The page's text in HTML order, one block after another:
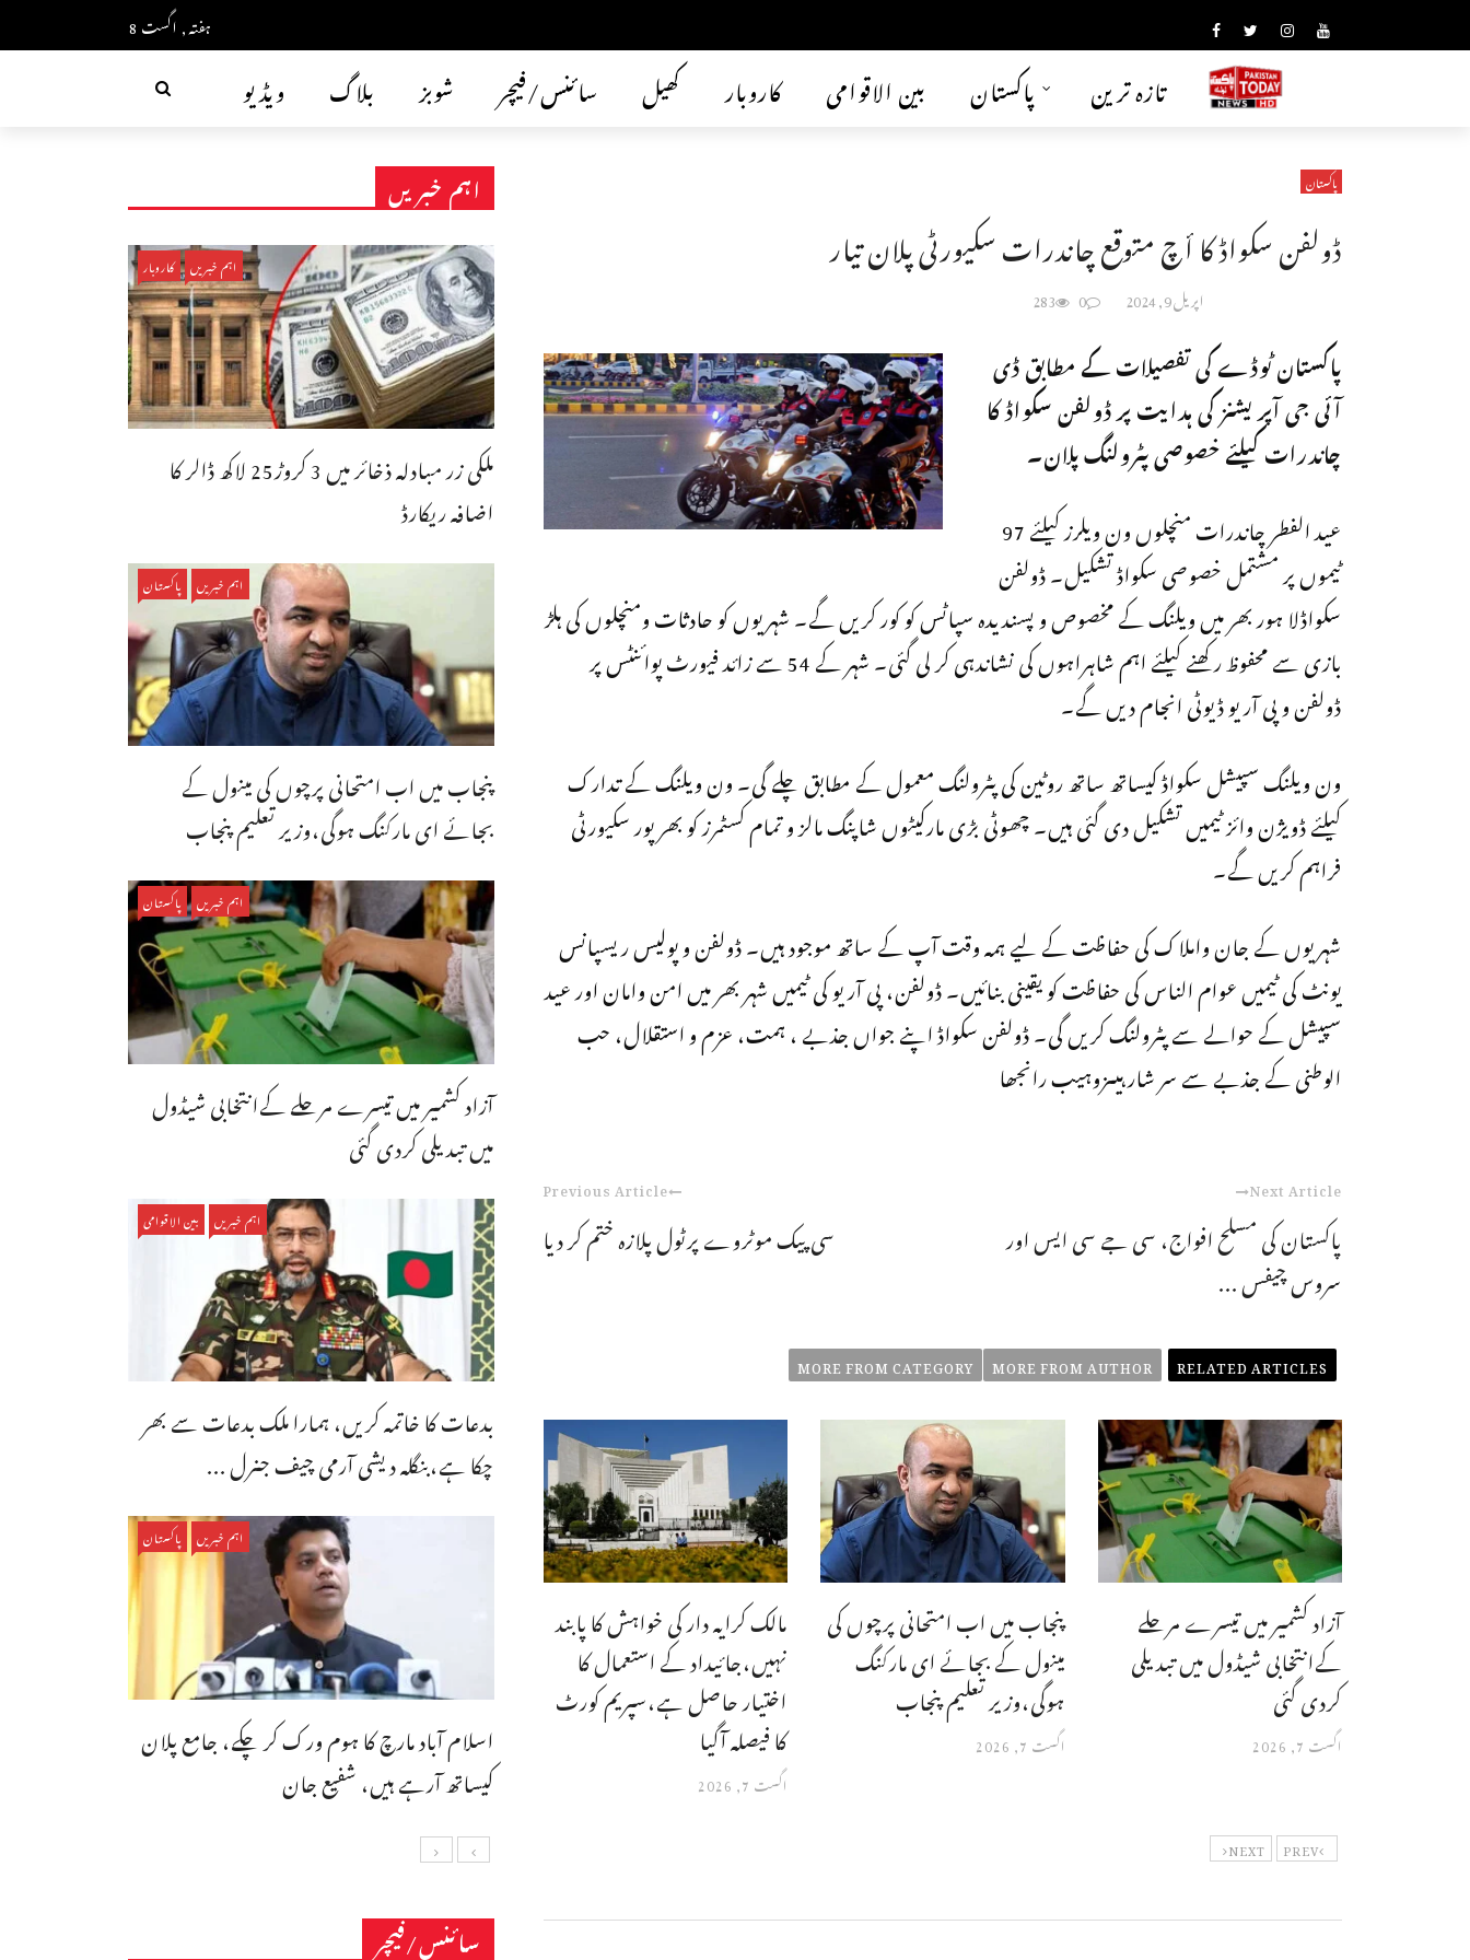
ہفتہ, اگست 8
ویڈیو بلاگ شوبز سائنس/فیچر کھیل کاروبار بین الاقوامی پاکستان تازہ ترین
پاکستان
ڈولفن سکواڈ کا أچ متوقع چاندرات سکیورٹی پلان تیار
اپریل 9, 2024 0
283
پاکستان ٹوڈے کی تفصیلات کے مطابق ڈی
آئی جی آپریشنز کی ہدایت پر ڈولفن سکواڈ کا
چاندرات کیلئے خصوصی پٹرولنگ پلان۔
عید الفطر چاندرات منچلوں ون ویلرز کیلئے 97
ٹیموں پر مشتمل خصوصی سکواڈ تشکیل۔ ڈولفن
سکواڈلا ہور بھر میں ویلنگ کے مخصوص و پسندیدہ سپاٹس کو کور کریں گے۔ شہریوں کو حادثات ومنچلوں کی ہلڑ
بازی سے محفوظ رکھنے کیلئے اہم شاہراہوں کی نشاندہی کر لی گئی۔ شہر کے 54 سے زائد فیورٹ پوائنٹس پر
ڈولفن و پی آر یو ڈیوٹی انجام دیں گے۔
ون ویلنگ سپیشل سکواڈ کیساتھ ساتھ روٹین کی پٹرولنگ معمول کے مطابق چلے گی۔ ون ویلنگ کے تدارک
کیلئے ڈویژن وائز ٹیمیں تشکیل دی گئی ہیں۔ چھوٹی بڑی مارکیٹوں شاپنگ مالز و تمام کسٹمرز کو بھر پور سکیورٹی
فراہم کریں گے۔
شہریوں کے جان واملاک کی حفاظت کے لیے ہمہ وقت آپ کے ساتھ موجود ہیں۔ ڈولفن و پولیس ریسپانس
یونٹ کی ٹیمیں عوام الناس کی حفاظت کو یقینی بنائیں۔ ڈولفن، پی آر یو کی ٹیمیں شہر بھر میں امن وامان اور عید
سپیشل کے حوالے سے پٹرولنگ کریں گی۔ ڈولفن سکواڈ اپنے جواں جذبے ، ہمت، عزم و استقلال، حب
الوطنی کے جذبے سے سر شار ہیںزوہیب رانجھا
Previous Article
سی پیک موٹروے پرٹول پلازہ ختم کر دیا
Next Article
پاکستان کی مسلح افواج، سی جے سی ایس اور
سروس چیفس ...
RELATED ARTICLES
MORE FROM AUTHOR
MORE FROM CATEGORY
مالک کرایہ دار کی خواہش کا پابند
نہیں،جائیداد کے استعمال کا
اختیار حاصل ہے،سپریم کورٹ
کا فیصلہ آگیا
اگست 7, 2026
پنجاب میں اب امتحانی پرچوں کی
مینول کے بجائے ای مارکنگ
ہوگی،وزیر تعلیم پنجاب
اگست 7, 2026
آزاد کشمیر میں تیسرے مرحلے
کےانتخابی شیڈول میں تبدیلی
کردی گئی
اگست 7, 2026
PREV
NEXT
اہم خبریں
اہم خبریں کاروبار
ملکی زر مبادلہ ذخائر میں 3 کروڑ25 لاکھ ڈالر کا
اضافہ ریکارڈ
اہم خبریں پاکستان
پنجاب میں اب امتحانی پرچوں کی مینول کے
بجائے ای مارکنگ ہوگی،وزیر تعلیم پنجاب
اہم خبریں پاکستان
آزاد کشمیر میں تیسرے مرحلے کےانتخابی شیڈول
میں تبدیلی کردی گئی
اہم خبریں بین الاقوامی
بدعات کا خاتمہ کریں، ہمارا ملک بدعات سے بھر
چکا ہے،بنگله دیشی آرمی چیف جنرل ...
اہم خبریں پاکستان
اسلام آباد مارچ کا ہوم ورک کر چکے، جامع پلان
کیساتھ آرہے ہیں، شفیع جان
سائنس/فیچر